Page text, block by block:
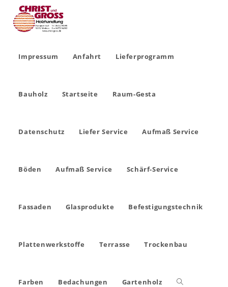
Impressum Anfahrt Lieferprogramm
Bauholz Startseite Raum-Gesta
Datenschutz Liefer Service Aufmaß Service
Böden Aufmaß Service Schärf-Service
Fassaden Glasprodukte Befestigungstechnik
Plattenwerkstoffe Terrasse Trockenbau
Farben Bedachungen Gartenholz